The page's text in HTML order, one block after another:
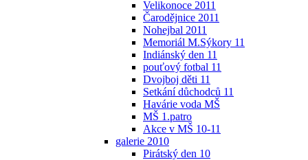
Velikonoce 2011
Čarodějnice 2011
Nohejbal 2011
Memoriál M.Sýkory 11
Indiánský den 11
pouťový fotbal 11
Dvojboj děti 11
Setkání důchodců 11
Havárie voda MŠ
MŠ 1.patro
Akce v MŠ 10-11
galerie 2010
Pirátský den 10